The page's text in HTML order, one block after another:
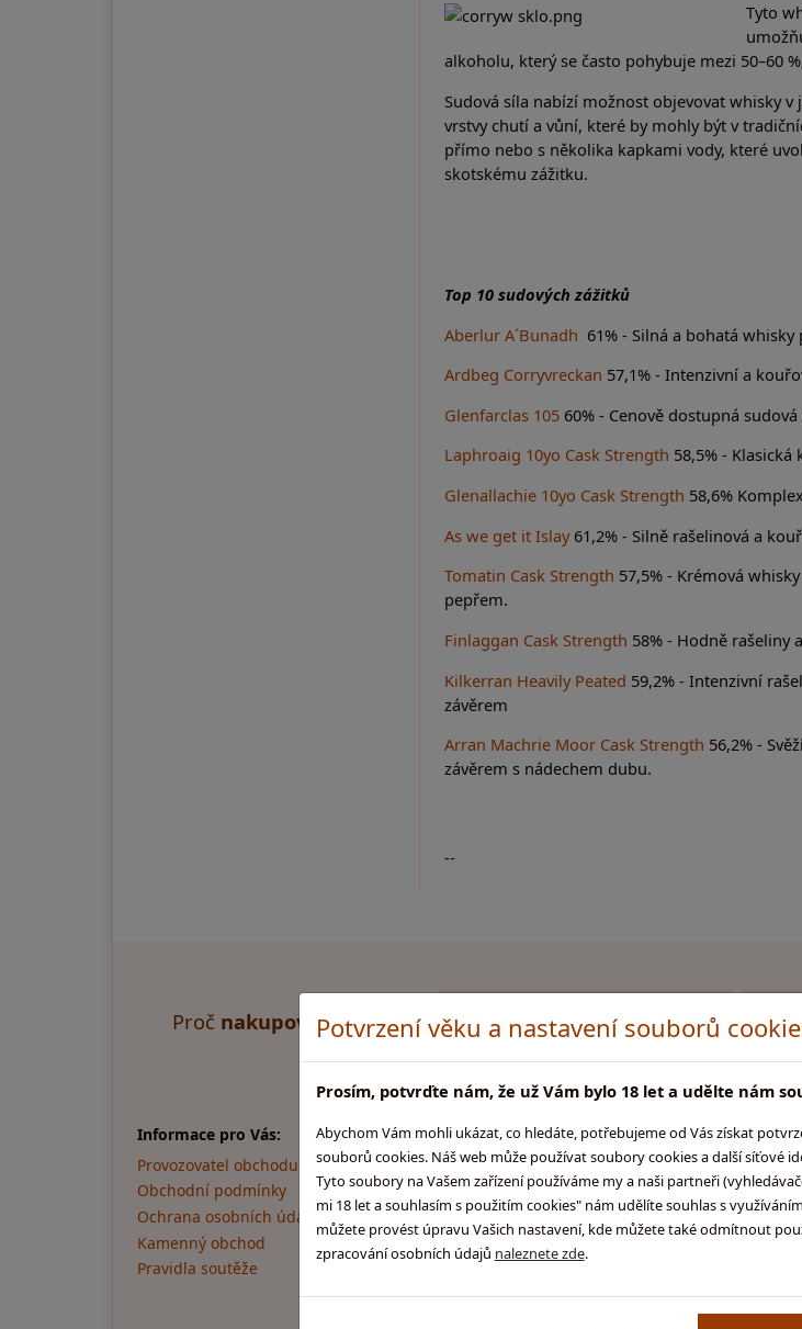
Potvrzení věku a nastavení souborů
Prosím, potvrďte nám, že už Vám bylo 18 let a udělte nám
Abychom Vám mohli ukázat, co hledáte, potřebujeme od Vás získat
souborů cookies. Náš web může používat soubory cookies a další síťové
Tyto soubory na Vašem zařízení používáme my a naši partneři
mi 18 let a souhlasím s použitím cookies" nám udělíte souhlas s
můžete provést úpravu Vašich nastavení, kde můžete také odmítnout
zpracování osobních údajů naleznete zde.
Tyto
alkoholu, který se často pohybuje mezi 50–60
Sudová síla nabízí možnost objevovat whisky
vrstvy chutí a vůní, které by mohly být v
přímo nebo s několika kapkami vody, které
skotskému zážitku.
Top 10 sudových zážitků
Aberlur A´Bunadh 61% - Silná a bohatá
Ardbeg Corryvreckan 57,1% - Intenzivní a
Glenfarclas 105 60% - Cenově dostupná
Laphroaig 10yo Cask Strength 58,5% -
Glenallachie 10yo Cask Strength 58,6%
As we get it Islay61,2% - Silně rašelinová a
Tomatin Cask Strength 57,5% - Krémová
pepřem.
Finlaggan Cask Strength 58% - Hodně rašeliny
Kilkerran Heavily Peated 59,2% - Intenzivní
závěrem
Arran Machrie Moor Cask Strength 56,2% -
závěrem s nádechem dubu.
--
Proč nakupovat u nás? Rychlé a bezpečné dodání
Informace pro Vás:
Provozovatel obchodu
Obchodní podmínky
Ochrana osobních údajů
Kamenný obchod
Pravidla soutěže
Skupina obchodů Glentyno:
Skotska-whisky.cz
Rumy.cz
Brandy.cz
Pozitek.cz